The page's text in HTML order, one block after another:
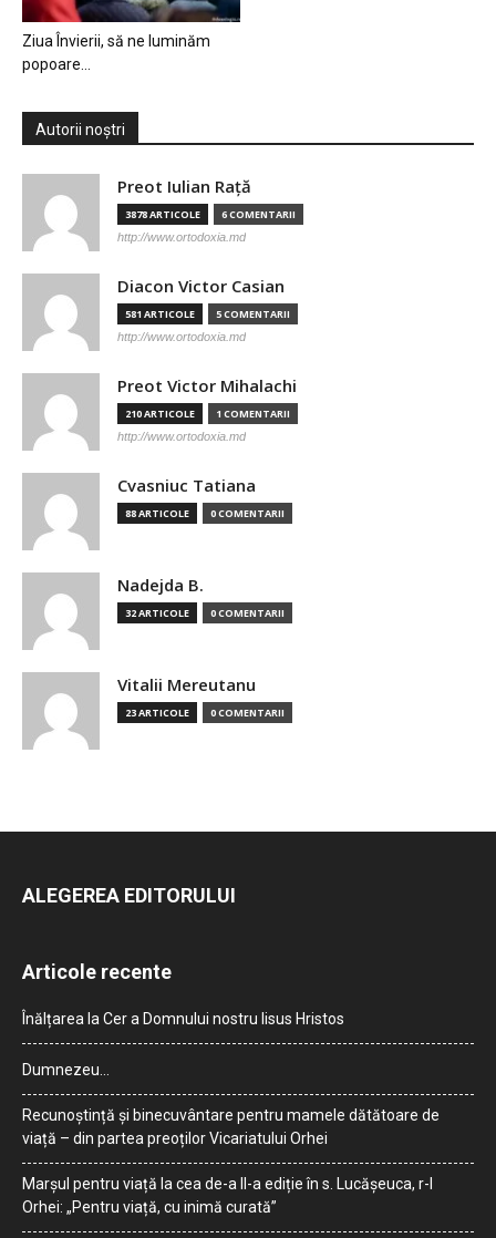
Ziua Învierii, să ne luminăm
popoare…
Autorii noștri
Preot Iulian Raţă
3878 ARTICOLE 6 COMENTARII
http://www.ortodoxia.md
Diacon Victor Casian
581 ARTICOLE 5 COMENTARII
http://www.ortodoxia.md
Preot Victor Mihalachi
210 ARTICOLE 1 COMENTARII
http://www.ortodoxia.md
Cvasniuc Tatiana
88 ARTICOLE 0 COMENTARII
Nadejda B.
32 ARTICOLE 0 COMENTARII
Vitalii Mereutanu
23 ARTICOLE 0 COMENTARII
ALEGEREA EDITORULUI
Articole recente
Înălțarea la Cer a Domnului nostru Iisus Hristos
Dumnezeu…
Recunoștință și binecuvântare pentru mamele dătătoare de
viață – din partea preoților Vicariatului Orhei
Marșul pentru viață la cea de-a II-a ediție în s. Lucășeuca, r-l
Orhei: „Pentru viață, cu inimă curată”